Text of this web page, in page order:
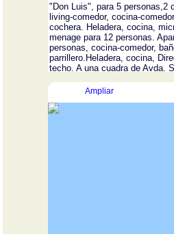
"Don Luis", para 5 personas,2
living-comedor, cocina-
cochera. Heladera, cocina,
menage para 12 personas.
personas, cocina-comedor,
parrillero.Heladera, cocina,
techo. A una cuadra de Avda.
Ampliar